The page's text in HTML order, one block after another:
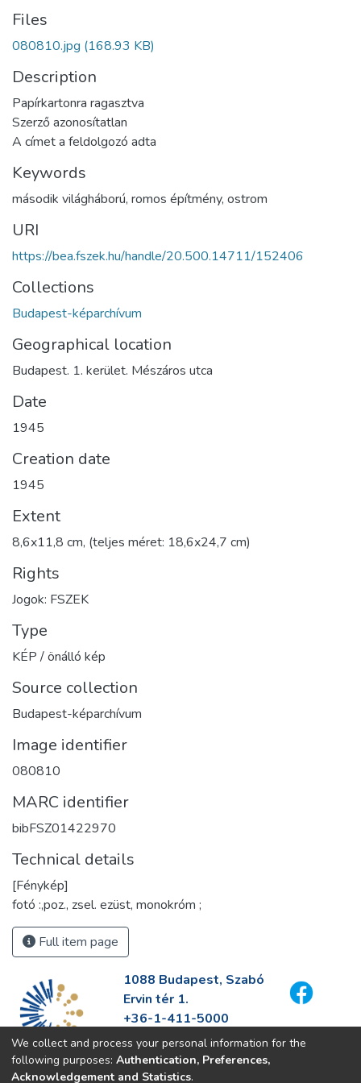
Files
080810.jpg (168.93 KB)
Description
Papírkartonra ragasztva
Szerző azonosítatlan
A címet a feldolgozó adta
Keywords
második világháború, romos építmény, ostrom
URI
https://bea.fszek.hu/handle/20.500.14711/152406
Collections
Budapest-képarchívum
Geographical location
Budapest. 1. kerület. Mészáros utca
Date
1945
Creation date
1945
Extent
8,6x11,8 cm, (teljes méret: 18,6x24,7 cm)
Rights
Jogok: FSZEK
Type
KÉP / önálló kép
Source collection
Budapest-képarchívum
Image identifier
080810
MARC identifier
bibFSZ01422970
Technical details
[Fénykép]
fotó :,poz., zsel. ezüst, monokróm ;
Full item page
1088 Budapest, Szabó
Ervin tér 1.
+36-1-411-5000
info@fszek.hu
https://fszek.hu
We collect and process your personal information for the
following purposes: Authentication, Preferences,
Acknowledgement and Statistics.